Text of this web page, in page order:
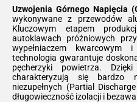
Uzwojenia Górnego Napięcia
wykonywane z przewodów
Kluczowym etapem
autoklawach próżniowych
wypełniaczem kwarcowym
technologia gwarantuje
pęcherzyki powietrza.
charakteryzują się bardzo
niezupełnych (Partial
długowieczność izolacji i